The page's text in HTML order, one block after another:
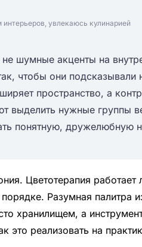
увлекаюсь кулинарией
шумные акценты на
чтобы они подсказывали
пространство, а
выделить нужные группы
понятную, дружелюбную
Цветотерапия работает
Разумная палитра
хранилищем, а
это реализовать на